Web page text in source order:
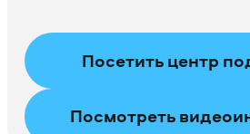
Посетить центр
Посмотреть